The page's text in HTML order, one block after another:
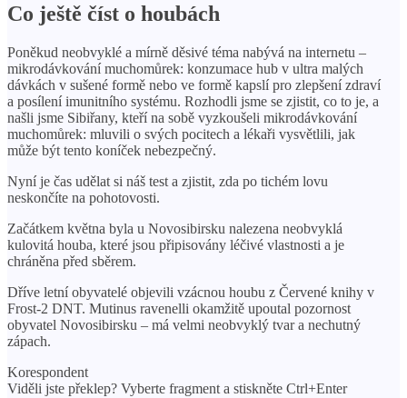
Co ještě číst o houbách
Poněkud neobvyklé a mírně děsivé téma nabývá na internetu –
mikrodávkování muchomůrek: konzumace hub v ultra malých
dávkách v sušené formě nebo ve formě kapslí pro zlepšení zdraví
a posílení imunitního systému. Rozhodli jsme se zjistit, co to je, a
našli jsme Sibiřany, kteří na sobě vyzkoušeli mikrodávkování
muchomůrek: mluvili o svých pocitech a lékaři vysvětlili, jak
může být tento koníček nebezpečný.
Nyní je čas udělat si náš test a zjistit, zda po tichém lovu
neskončíte na pohotovosti.
Začátkem května byla u Novosibirsku nalezena neobvyklá
kulovitá houba, které jsou připisovány léčivé vlastnosti a je
chráněna před sběrem.
Dříve letní obyvatelé objevili vzácnou houbu z Červené knihy v
Frost-2 DNT. Mutinus ravenelli okamžitě upoutal pozornost
obyvatel Novosibirsku – má velmi neobvyklý tvar a nechutný
zápach.
Korespondent
Viděli jste překlep? Vyberte fragment a stiskněte Ctrl+Enter